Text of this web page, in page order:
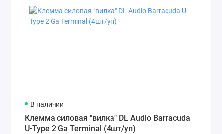
В наличии
Клемма силовая "вилка" DL Audio Barracuda
U-Type 2 Ga Terminal (4шт/уп)